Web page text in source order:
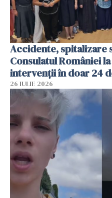
Accidente, spitalizare
Consulatul României
intervenții în doar 24
26 IULIE 2026